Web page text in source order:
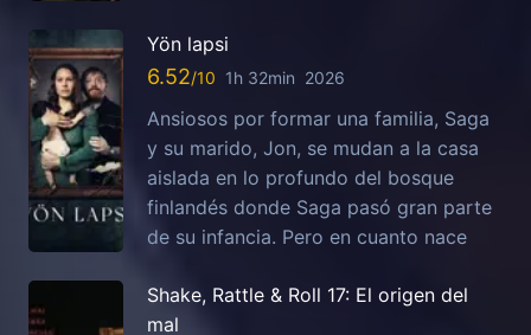
Yön lapsi
6.52 1h 32min 2026
Ansiosos por formar una familia, Saga
y su marido, Jon, se mudan a la casa
aislada en lo profundo del bosque
finlandés donde Saga pasó gran parte
de su infancia. Pero en cuanto nace
Shake, Rattle & Roll 17: El origen del
mal